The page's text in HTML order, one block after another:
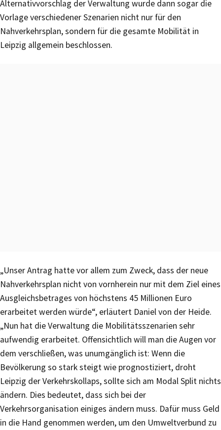
Alternativvorschlag der Verwaltung wurde dann sogar die
Vorlage verschiedener Szenarien nicht nur für den
Nahverkehrsplan, sondern für die gesamte Mobilität in
Leipzig allgemein beschlossen.
„Unser Antrag hatte vor allem zum Zweck, dass der neue
Nahverkehrsplan nicht von vornherein nur mit dem Ziel eines
Ausgleichsbetrages von höchstens 45 Millionen Euro
erarbeitet werden würde“, erläutert Daniel von der Heide.
„Nun hat die Verwaltung die Mobilitätsszenarien sehr
aufwendig erarbeitet. Offensichtlich will man die Augen vor
dem verschließen, was unumgänglich ist: Wenn die
Bevölkerung so stark steigt wie prognostiziert, droht
Leipzig der Verkehrskollaps, sollte sich am Modal Split nichts
ändern. Dies bedeutet, dass sich bei der
Verkehrsorganisation einiges ändern muss. Dafür muss Geld
in die Hand genommen werden, um den Umweltverbund zu